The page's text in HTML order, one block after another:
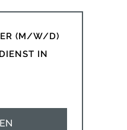
(M/W/D)
IN